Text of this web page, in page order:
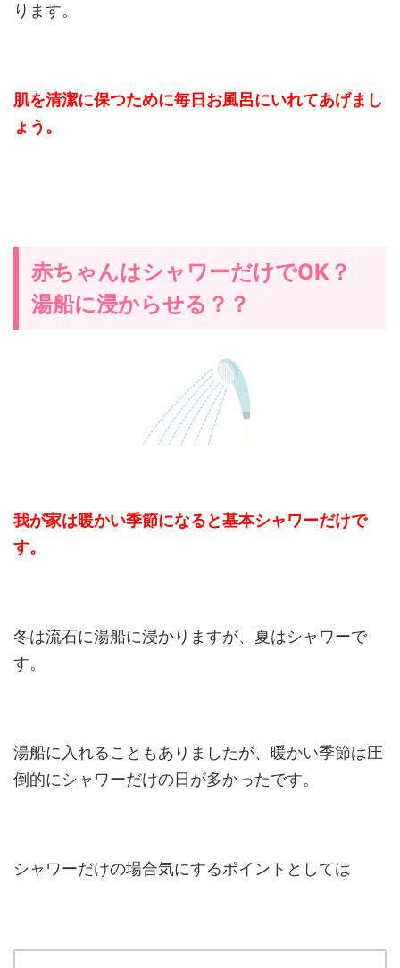
ります。
肌を清潔に保つために毎日お風呂にいれてあげまし
ょう。
赤ちゃんはシャワーだけでOK？
湯船に浸からせる？？
我が家は暖かい季節になると基本シャワーだけで
す。
冬は流石に湯船に浸かりますが、夏はシャワーで
す。
湯船に入れることもありましたが、暖かい季節は圧
倒的にシャワーだけの日が多かったです。
シャワーだけの場合気にするポイントとしては